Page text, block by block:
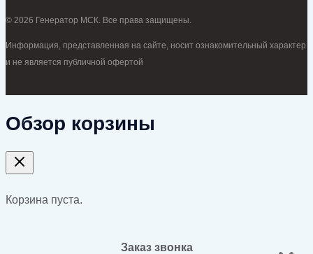
© 2026 Генератор МСК. Все права защищены.
Информация, представленная на сайте, носит ознакомительный характер
и не является публичной офертой
Обзор корзины
Корзина пуста.
Заказ звонка